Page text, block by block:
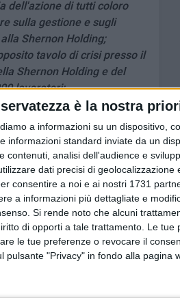
è la nostra
a informazioni su un dispositivo,
informazioni standard inviate da un
analisi dell'audience e
dati precisi di geolocalizzazione
consentire a noi e ai nostri 1731
a informazioni più dettagliate e
Si rende noto che alcuni
di opporti a tale trattamento. Le tue
le tue preferenze o revocare il
"Privacy" in fondo alla pagina
dell'azione di tutti coloro
sulla gestione e sugli
Shernon Holding;
tavolo di crisi presso il
Shernon Holding e del
lavoratori;
essere ora indirizzato
e reddituale
stati gli interventi di
della Shernon
solo a mezzo stampa
affinché il sistema
essere più efficace e
contrattuali e normativi;
organizzazioni sindacali e
la continuità
Uno».